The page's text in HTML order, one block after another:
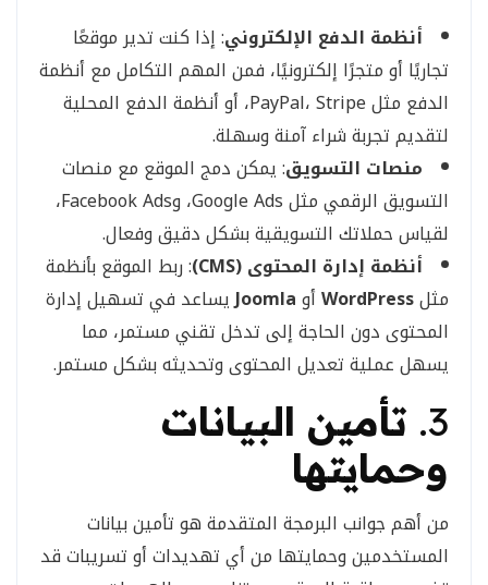
أنظمة الدفع الإلكتروني: إذا كنت تدير موقعًا
تجاريًا أو متجرًا إلكترونيًا، فمن المهم التكامل مع أنظمة
الدفع مثل PayPal، Stripe، أو أنظمة الدفع المحلية
لتقديم تجربة شراء آمنة وسهلة.
منصات التسويق: يمكن دمج الموقع مع منصات
التسويق الرقمي مثل Google Ads، وFacebook Ads،
لقياس حملاتك التسويقية بشكل دقيق وفعال.
أنظمة إدارة المحتوى (CMS)
: ربط الموقع بأنظمة
مثلWordPressأوJoomlaيساعد في تسهيل إدارة
المحتوى دون الحاجة إلى تدخل تقني مستمر، مما
يسهل عملية تعديل المحتوى وتحديثه بشكل مستمر.
3. تأمين البيانات
وحمايتها
من أهم جوانب البرمجة المتقدمة هو تأمين بيانات
المستخدمين وحمايتها من أي تهديدات أو تسريبات قد